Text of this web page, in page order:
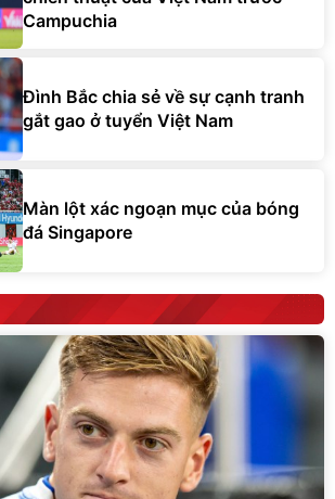
Campuchia
Đình Bắc chia sẻ về sự cạnh tranh
gắt gao ở tuyển Việt Nam
Màn lột xác ngoạn mục của bóng
đá Singapore